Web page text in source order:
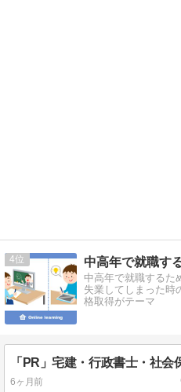
4 中高年で就職す
中高年で就職するた
失業してしまった時
格取得がテーマ
6ヶ月前